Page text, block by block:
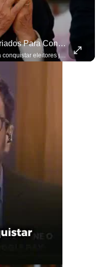
Programas Do Governo Lula Criados Para Conquistar Eleitores Já Não Têm Mais O Mesmo Efeito
Programas do governo Lula criados para conquistar eleitores já não têm o mesmo efeito de campanhas anteriores. #OAntagonista Se você busca informação com credibilidade, inscreva-se agora e ative o